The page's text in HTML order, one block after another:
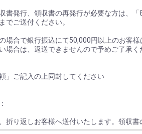
書発行、領収書の再発行が必要な方は、
でご送付ください。
場合で銀行振込にて50,000円以上のお客
場合は、返送できませんので予めご了承く
」ご記入の上同封してください
折り返しお客様へ送付いたします。領収書